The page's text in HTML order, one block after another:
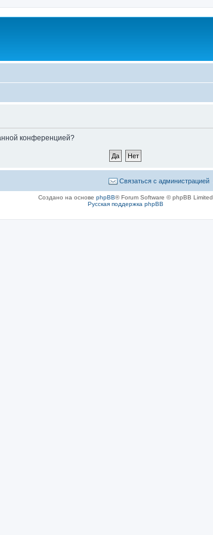
конференцией?
Связаться с администрацией
Создано на основе phpBB® Forum Software © phpBB Limited
Русская поддержка phpBB